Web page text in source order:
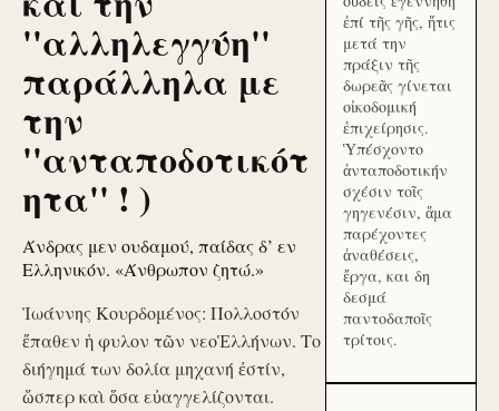
''αλληλεγγύη''
παράλληλα με
την
''ανταποδοτικότ
ητα'' ! )
Άνδρας μεν ουδαμού, παίδας δ’ εν
Ελληνικόν. «Άνθρωπον ζητώ.»
Ἰωάννης Κουρδομένος: Πολλοστόν
ἔπαθεν ἡ φυλον τῶν νεοἙλλήνων. Το
διήγημά των δολία μηχανή ἐστίν,
ὥσπερ καὶ ὅσα εὐαγγελίζονται.
ἐπί τῆς γῆς, ἥτις
μετά την
πράξιν τῆς
δωρεᾶς γίνεται
οἰκοδομική
ἐπιχείρησις.
Ὑπέσχοντο
ἀνταποδοτικήν
σχέσιν τοῖς
γηγενέσιν, ἅμα
παρέχοντες
ἀναθέσεις,
ἔργα, και δη
δεσμά
παντοδαποῖς
τρίτοις.